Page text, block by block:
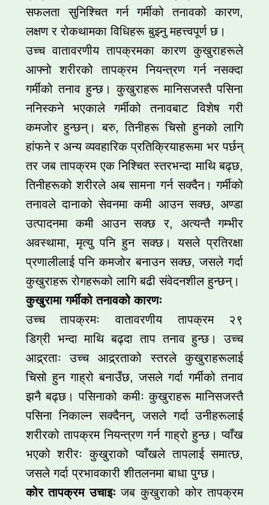
सफलता सुनिश्चित गर्न गर्मीको तनावको कारण,
लक्षण र रोकथामका विधिहरू बुझ्नु महत्त्वपूर्ण छ।
उच्च वातावरणीय तापक्रमका कारण कुखुराहरूले
आफ्नो शरीरको तापक्रम नियन्त्रण गर्न नसक्दा
गर्मीको तनाव हुन्छ। कुखुराहरू मानिसजस्तै पसिना
ननिस्कने भएकाले गर्मीको तनावबाट विशेष गरी
कमजोर हुन्छन्। बरु, तिनीहरू चिसो हुनको लागि
हांफने र अन्य व्यवहारिक प्रतिक्रियाहरूमा भर पर्छन्
तर जब तापक्रम एक निश्चित स्तरभन्दा माथि बढ्छ,
तिनीहरूको शरीरले अब सामना गर्न सक्दैन। गर्मीको
तनावले दानाको सेवनमा कमी आउन सक्छ, अण्डा
उत्पादनमा कमी आउन सक्छ र, अत्यन्तै गम्भीर
अवस्थामा, मृत्यु पनि हुन सक्छ। यसले प्रतिरक्षा
प्रणालीलाई पनि कमजोर बनाउन सक्छ, जसले गर्दा
कुखुराहरू रोगहरूको लागि बढी संवेदनशील हुन्छन्।
कुखुरामा गर्मीको तनावको कारणः
उच्च तापक्रमः वातावरणीय तापक्रम २९
डिग्री भन्दा माथि बढ्दा ताप तनाव हुन्छ। उच्च
आद्र्रताः उच्च आद्र्रताको स्तरले कुखुराहरूलाई
चिसो हुन गाह्रो बनाउँछ, जसले गर्दा गर्मीको तनाव
झनै बढ्छ। पसिनाको कमीः कुखुराहरू मानिसजस्तै
पसिना निकाल्न सक्दैनन्, जसले गर्दा उनीहरूलाई
शरीरको तापक्रम नियन्त्रण गर्न गाह्रो हुन्छ। प्वाँख
भएको शरीरः कुखुराको प्वाँखले तापलाई समात्छ,
जसले गर्दा प्रभावकारी शीतलनमा बाधा पुग्छ।
कोर तापक्रम उचाइःजब कुखुराको कोर तापक्रम